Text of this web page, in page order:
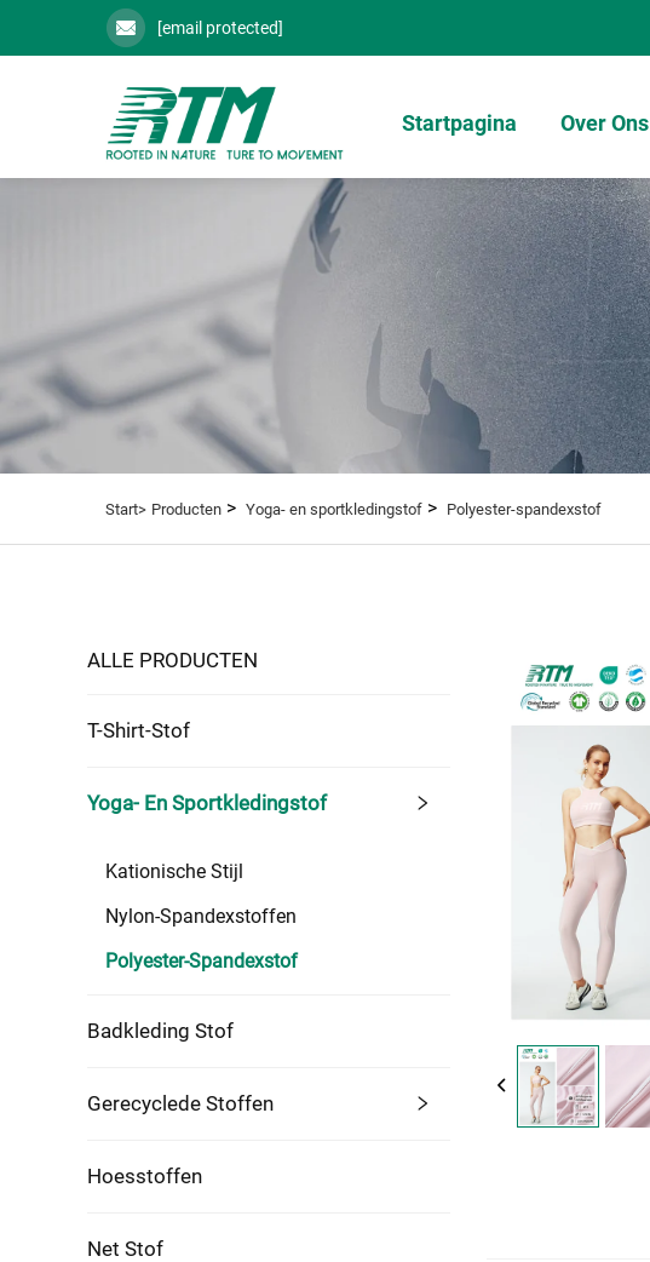
[email protected]
Startpagina Over Ons
Start> Producten > Yoga- en sportkledingstof > Polyester-spandexstof
ALLE PRODUCTEN
T-Shirt-Stof
Yoga- En Sportkledingstof
Kationische Stijl
Nylon-Spandexstoffen
Polyester-Spandexstof
Badkleding Stof
Gerecyclede Stoffen
Hoesstoffen
Net Stof